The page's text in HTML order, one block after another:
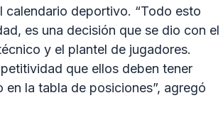
calendario deportivo. “Todo esto
es una decisión que se dio con el
y el plantel de jugadores.
que ellos deben tener
la tabla de posiciones”, agregó